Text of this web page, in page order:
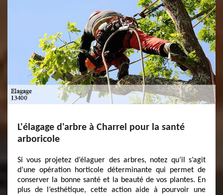
L'élagage d'arbre à Charrel pour la santé
arboricole
Si vous projetez d’élaguer des arbres, notez qu’il s’agit
d’une opération horticole déterminante qui permet de
conserver la bonne santé et la beauté de vos plantes. En
plus de l’esthétique, cette action aide à pourvoir une